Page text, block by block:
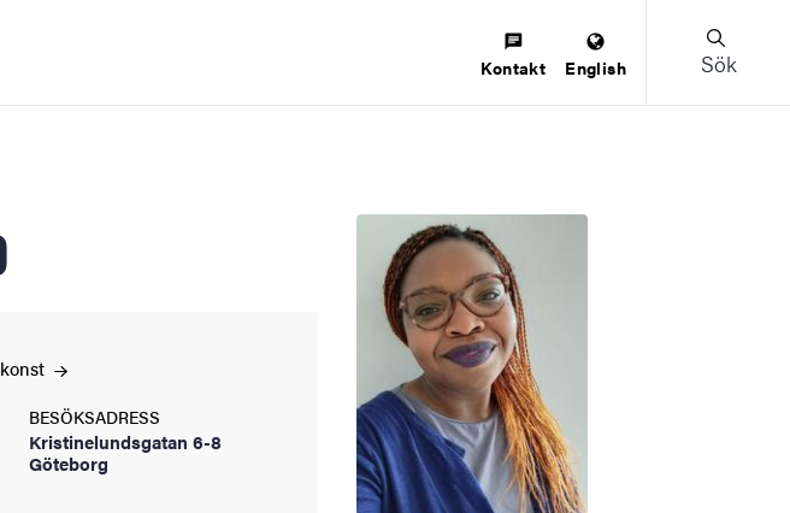
Kontakt English Sök
konst
BESÖKSADRESS
Kristinelundsgatan 6-8
Göteborg